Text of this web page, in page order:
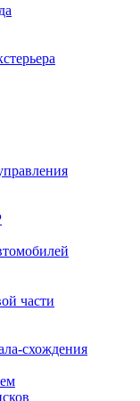
части
схождения